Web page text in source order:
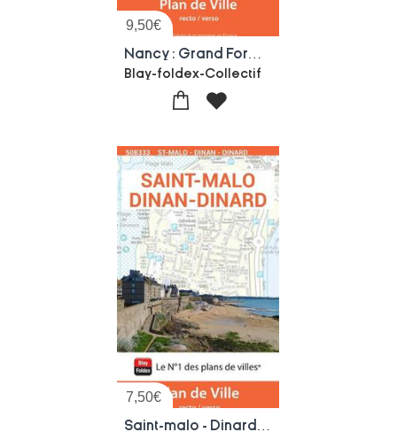
9,50€
Blay-foldex-Collectif
7,50€